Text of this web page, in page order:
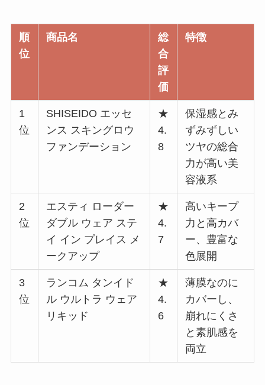
順
位
商品名
総
合
評
価
特徴
1
位
SHISEIDO エッセ
ンス スキングロウ
ファンデーション
★
4.
8
保湿感とみ
ずみずしい
ツヤの総合
力が高い美
容液系
2
位
エスティ ローダー
ダブル ウェア ステ
イ イン プレイス メ
ークアップ
★
4.
7
高いキープ
力と高カバ
ー、豊富な
色展開
3
位
ランコム タンイド
ル ウルトラ ウェア
リキッド
★
4.
6
薄膜なのに
カバーし、
崩れにくさ
と素肌感を
両立